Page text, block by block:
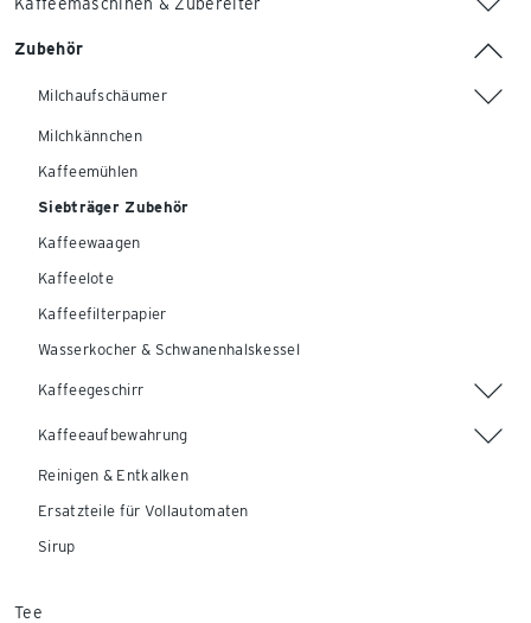
Zubehör
Milchaufschäumer
Milchkännchen
Kaffeemühlen
Siebträger Zubehör
Kaffeewaagen
Kaffeelote
Kaffeefilterpapier
Wasserkocher & Schwanenhalskessel
Kaffeegeschirr
Kaffeeaufbewahrung
Reinigen & Entkalken
Ersatzteile für Vollautomaten
Sirup
Tee